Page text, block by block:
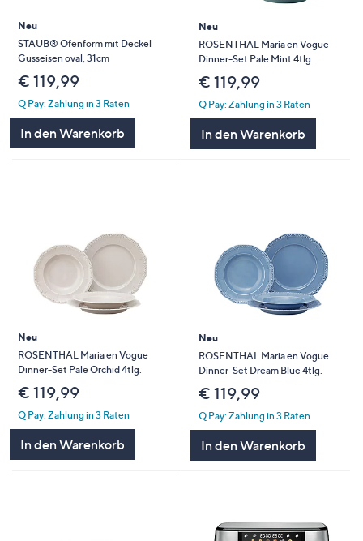
um
diese
anzuzeigen.
Neu
STAUB® Ofenform mit Deckel
Gusseisen oval, 31cm
€ 119,99
Q Pay: Zahlung in 3 Raten
In den Warenkorb
Neu
ROSENTHAL Maria en Vogue
Dinner-Set Pale Mint 4tlg.
€ 119,99
Q Pay: Zahlung in 3 Raten
In den Warenkorb
Neu
ROSENTHAL Maria en Vogue
Dinner-Set Pale Orchid 4tlg.
€ 119,99
Q Pay: Zahlung in 3 Raten
In den Warenkorb
Neu
ROSENTHAL Maria en Vogue
Dinner-Set Dream Blue 4tlg.
€ 119,99
Q Pay: Zahlung in 3 Raten
In den Warenkorb